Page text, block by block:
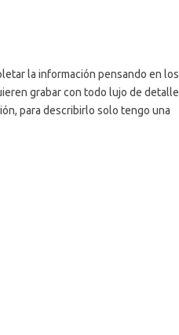
la información pensando en los
grabar con todo lujo de detalle
para describirlo solo tengo una